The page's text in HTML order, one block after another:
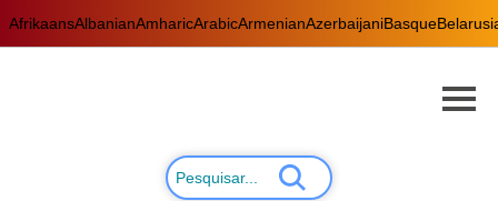
AfrikaansAlbanianAmharicArabicArmenianAzerbaijaniBasque